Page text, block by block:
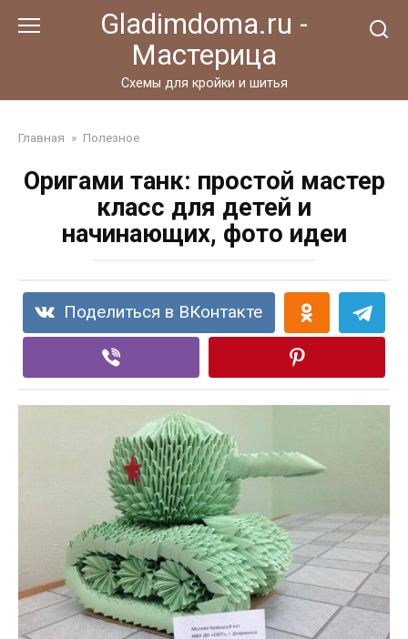
Gladimdoma.ru -
Мастерица
Схемы для кройки и шитья
Главная » Полезное
Оригами танк: простой мастер
класс для детей и
начинающих, фото идеи
Поделиться в ВКонтакте